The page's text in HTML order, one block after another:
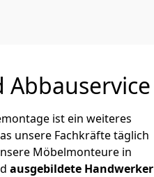
Abbauservice
ist ein weiteres
unsere Fachkräfte täglich
Möbelmonteure in
ausgebildete Handwerker